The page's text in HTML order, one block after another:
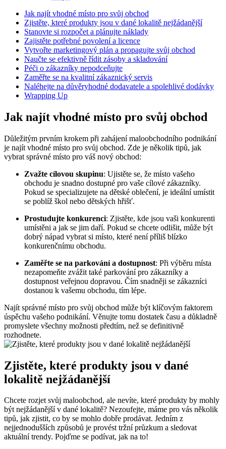
Jak najít vhodné místo pro svůj obchod
Zjistěte, které produkty jsou v dané lokalitě nejžádanější
Stanovte si rozpočet a plánujte náklady
Zajistěte potřebné povolení a licence
Vytvořte marketingový plán a propagujte svůj obchod
Naučte se efektivně řídit zásoby a skladování
Péči o zákazníky nepodceňujte
Zaměřte se na kvalitní zákaznický servis
Naléhejte na důvěryhodné dodavatele a spolehlivé dodávky
Wrapping Up
Jak najít vhodné místo pro svůj obchod
Důležitým prvním krokem při zahájení maloobchodního podnikání
je najít vhodné místo pro svůj obchod. Zde je několik tipů, jak
vybrat správné místo pro váš nový obchod:
Zvažte cílovou skupinu: Ujistěte se, že místo vašeho
obchodu je snadno dostupné pro vaše cílové zákazníky.
Pokud se specializujete na dětské oblečení, je ideální umístit
se poblíž škol nebo dětských hřišť.
Prostudujte konkurenci: Zjistěte, kde jsou vaši konkurenti
umístěni a jak se jim daří. Pokud se chcete odlišit, může být
dobrý nápad vybrat si místo, které není příliš blízko
konkurenčnímu obchodu.
Zaměřte se na parkování a dostupnost: Při výběru místa
nezapomeňte zvážit také parkování pro zákazníky a
dostupnost veřejnou dopravou. Čím snadněji se zákazníci
dostanou k vašemu obchodu, tím lépe.
Najít správné místo pro svůj obchod může být klíčovým faktorem
úspěchu vašeho podnikání. Věnujte tomu dostatek času a důkladně
promyslete všechny možnosti předtím, než se definitivně
rozhodnete.
Zjistěte, které produkty jsou v dané
lokalitě nejžádanější
Chcete rozjet svůj maloobchod, ale nevíte, které produkty by mohly
být nejžádanější v dané lokalitě? Nezoufejte, máme pro vás několik
tipů, jak zjistit, co by se mohlo dobře prodávat. Jedním z
nejjednodušších způsobů je provést tržní průzkum a sledovat
aktuální trendy. Pojďme se podívat, jak na to!